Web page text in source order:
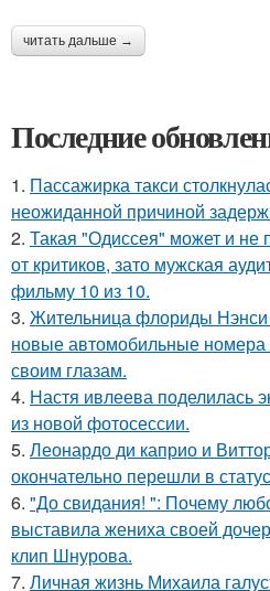
читать дальше →
Последние
1. Пассажирка такси
неожиданной причиной
2. Такая "Одиссея" может и не
от критиков, зато мужская
фильму 10 из 10.
3. Жительница флориды Нэнси
новые автомобильные номера
своим глазам.
4. Настя ивлеева поделилась
из новой фотосессии.
5. Леонардо ди каприо и
окончательно перешли в
6. "До свидания! ": Почему
выставила жениха своей
клип Шнурова.
7. Личная жизнь Михаила